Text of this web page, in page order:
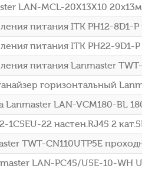
LAN-MCL-20X13X10
питания ITK PH12-8D1-
питания ITK PH22-9D1-
питания Lanmaster
горизонтальный
Lanmaster LAN-VCM180-BL
1C5EU-22 настен.RJ45 2
TWT-CN110UTP5E
LAN-PC45/U5E-10-WH